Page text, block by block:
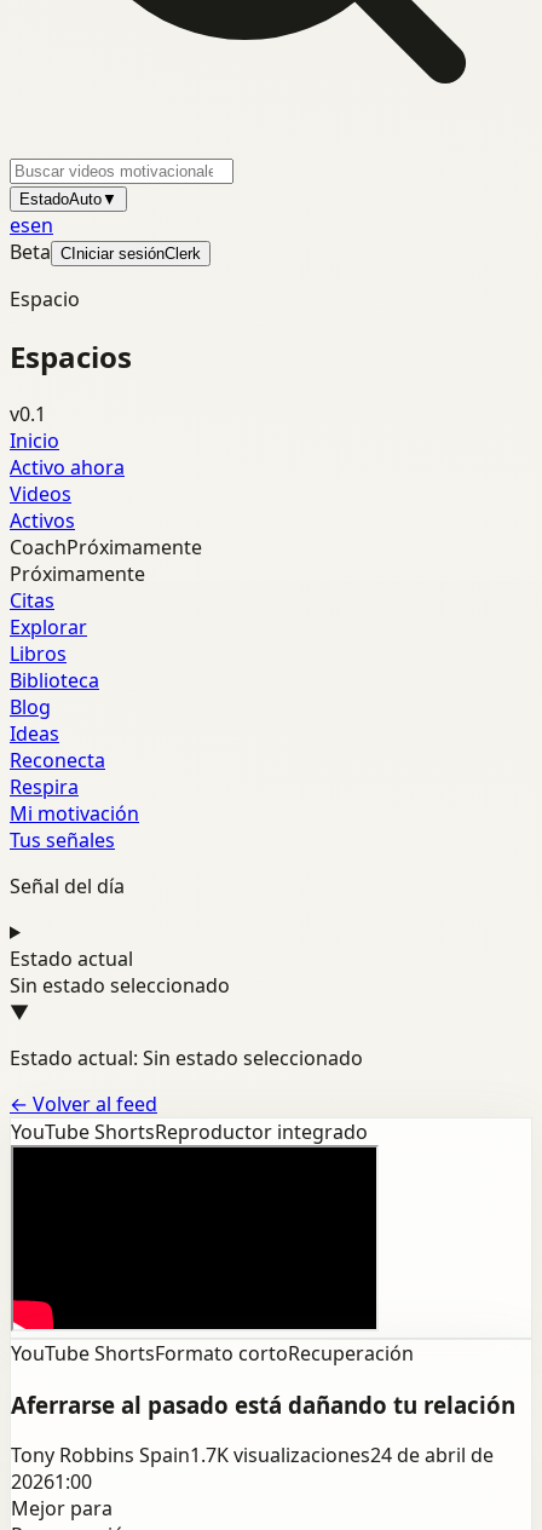
EstadoAuto▼
esen
Beta C Iniciar sesiónClerk
Espacio
Espacios
v0.1
Inicio
Activo ahora
Videos
Activos
CoachPróximamente
Próximamente
Citas
Explorar
Libros
Biblioteca
Blog
Ideas
Reconecta
Respira
Mi motivación
Tus señales
Señal del día
Estado actual
Sin estado seleccionado
▼
Estado actual: Sin estado seleccionado
← Volver al feed
YouTube ShortsReproductor integrado
YouTube ShortsFormato cortoRecuperación
Aferrarse al pasado está dañando tu relación
Tony Robbins Spain1.7Kvisualizaciones24 de abril de
20261:00
Mejor para